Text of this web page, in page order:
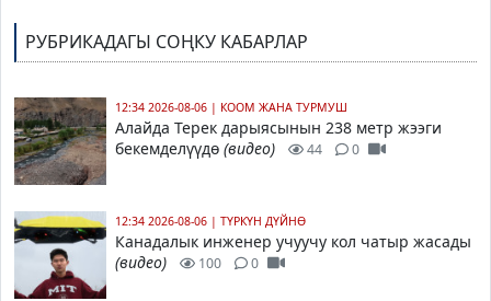
РУБРИКАДАГЫ СОҢКУ КАБАРЛАР
12:34 2026-08-06 | КООМ ЖАНА ТУРМУШ
Алайда Терек дарыясынын 238 метр жээги
бекемделүүдө(видео) 44 0
12:34 2026-08-06 | ТҮРКҮН ДҮЙНӨ
Канадалык инженер учуучу кол чатыр жасады
(видео)
100 0